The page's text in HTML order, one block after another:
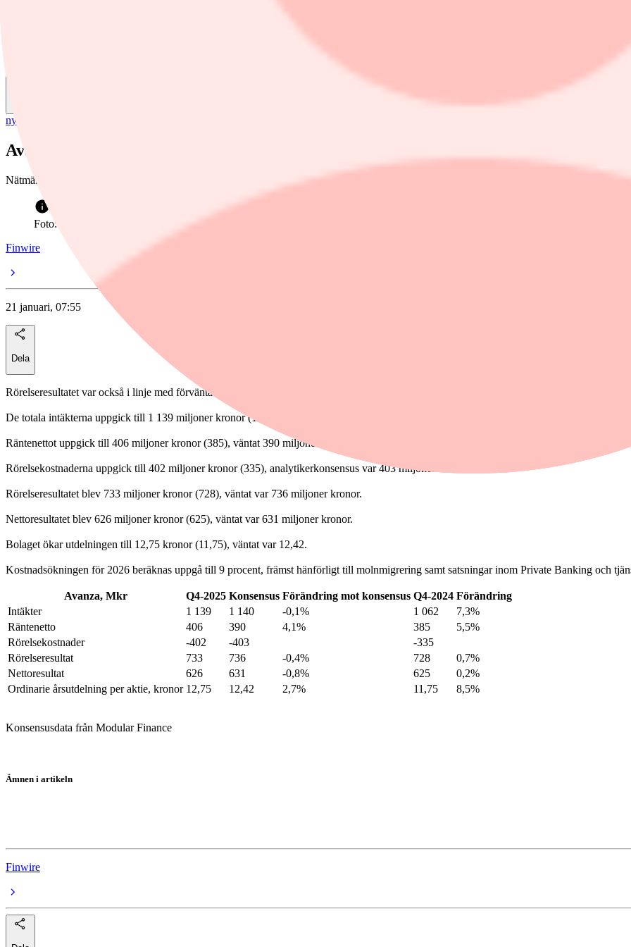
nyheter
Avanza ökar rörelseresultatet – föreslår höjd utdelning
Nätmäklaren Avanza Bank redovisar intäkter i linje med förväntat under fjärde kvartalet.
Foto: Henrik Montgomery/TT
Finwire
21 januari, 07:55
Dela
Rörelseresultatet var också i linje med förväntat. Styrelsen föreslår höjd ordinarie utdelning.
De totala intäkterna uppgick till 1 139 miljoner kronor (1 062), vilket låg i linje med analytikerkonsensus från Modular Finance.
Räntenettot uppgick till 406 miljoner kronor (385), väntat 390 miljoner kronor.
Rörelsekostnaderna uppgick till 402 miljoner kronor (335), analytikerkonsensus var 403 miljoner kronor.
Rörelseresultatet blev 733 miljoner kronor (728), väntat var 736 miljoner kronor.
Nettoresultatet blev 626 miljoner kronor (625), väntat var 631 miljoner kronor.
Bolaget ökar utdelningen till 12,75 kronor (11,75), väntat var 12,42.
Kostnadsökningen för 2026 beräknas uppgå till 9 procent, främst hänförligt till molnmigrering samt satsningar inom Private Banking och
Avanza, Mkr Q4-2025 Konsensus Förändring mot konsensus Q4-2024 Förändring
Intäkter
1 139 1 140 -0,1% 1 062
7,3%
Räntenetto
406 390 4,1% 385
5,5%
Rörelsekostnader
-402 -403
-335
Rörelseresultat
733 736 -0,4% 728
0,7%
Nettoresultat
626 631 -0,8% 625
0,2%
Ordinarie årsutdelning per aktie, kronor 12,75 12,42 2,7% 11,75 8,5%
Konsensusdata från Modular Finance
Ämnen i artikeln
Finwire